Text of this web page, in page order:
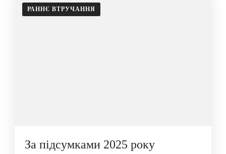
РАННЄ ВТРУЧАННЯ
За підсумками 2025 року